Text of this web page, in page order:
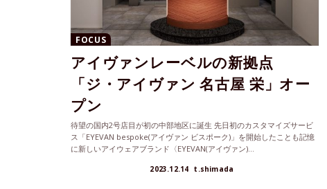
FOCUS
アイヴァンレーベルの新拠点
「ジ・アイヴァン 名古屋 栄」オー
プン
待望の国内2号店目が初の中部地区に誕生 先日初のカスタマイズサービ
ス「EYEVAN bespoke(アイヴァン ビスポーク)」を開始したことも記憶
に新しいアイウェアブランド〈EYEVAN(アイヴァン)...
2023.12.14 t.shimada